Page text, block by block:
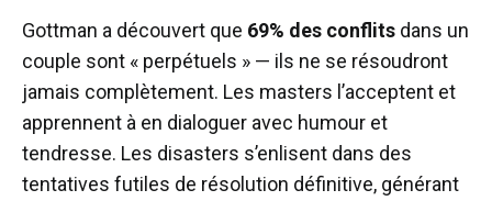
Gottman a découvert que 69% des conflits dans un
couple sont « perpétuels » — ils ne se résoudront
jamais complètement. Les masters l’acceptent et
apprennent à en dialoguer avec humour et
tendresse. Les disasters s’enlisent dans des
tentatives futiles de résolution définitive, générant